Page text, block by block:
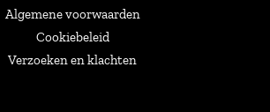
Algemene voorwaarden
Cookiebeleid
Verzoeken en klachten